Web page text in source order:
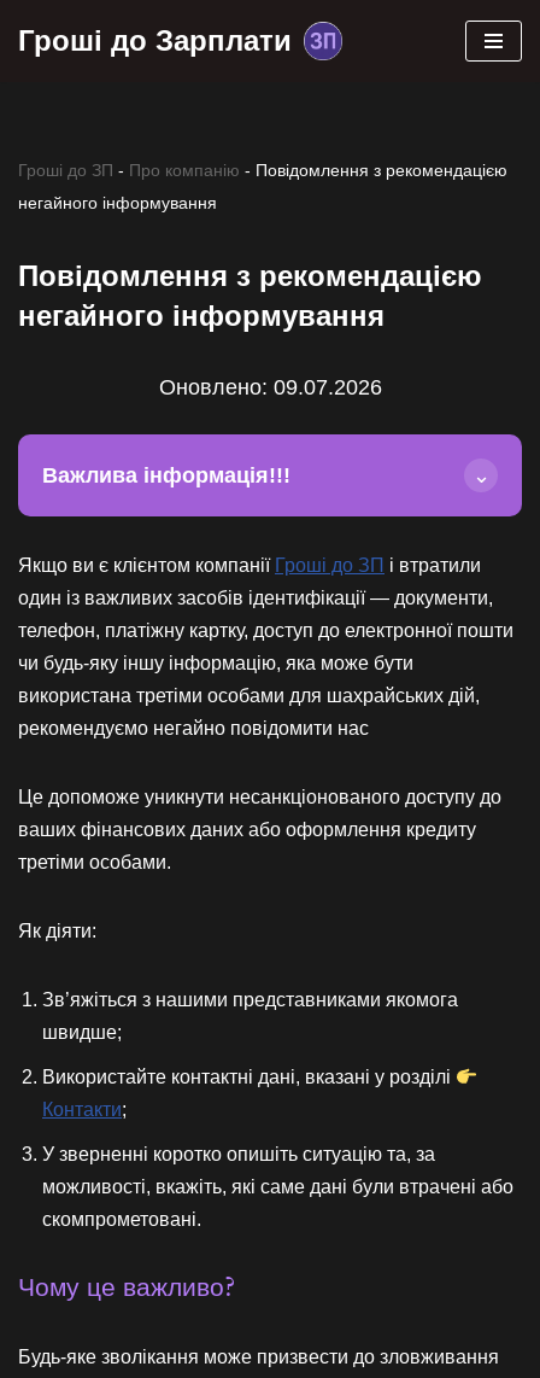
Гроші до Зарплати
Гроші до ЗП - Про компанію - Повідомлення з рекомендацією
негайного інформування
Повідомлення з рекомендацією
негайного інформування
Оновлено: 09.07.2026
Важлива інформація!!! ⌄
Якщо ви є клієнтом компанії Гроші до ЗП і втратили
один із важливих засобів ідентифікації — документи,
телефон, платіжну картку, доступ до електронної пошти
чи будь-яку іншу інформацію, яка може бути
використана третіми особами для шахрайських дій,
рекомендуємо негайно повідомити нас
Це допоможе уникнути несанкціонованого доступу до
ваших фінансових даних або оформлення кредиту
третіми особами.
Як діяти:
Зв’яжіться з нашими представниками якомога
швидше;
Використайте контактні дані, вказані у розділі
Контакти;
У зверненні коротко опишіть ситуацію та, за
можливості, вкажіть, які саме дані були втрачені або
скомпрометовані.
Чому це важливо?
Будь-яке зволікання може призвести до зловживання